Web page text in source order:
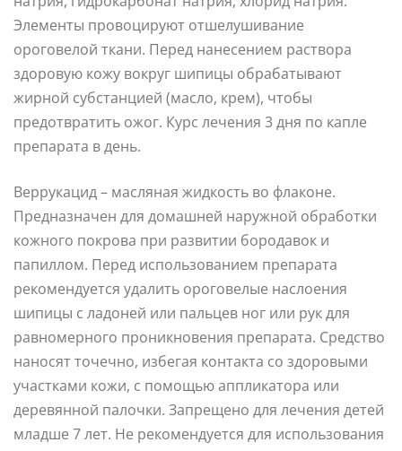
Элементы провоцируют отшелушивание
ороговелой ткани. Перед нанесением раствора
здоровую кожу вокруг шипицы обрабатывают
жирной субстанцией (масло, крем), чтобы
предотвратить ожог. Курс лечения 3 дня по капле
препарата в день.
Веррукацид – масляная жидкость во флаконе.
Предназначен для домашней наружной обработки
кожного покрова при развитии бородавок и
папиллом. Перед использованием препарата
рекомендуется удалить ороговелые наслоения
шипицы с ладоней или пальцев ног или рук для
равномерного проникновения препарата. Средство
наносят точечно, избегая контакта со здоровыми
участками кожи, с помощью аппликатора или
деревянной палочки. Запрещено для лечения детей
младше 7 лет. Не рекомендуется для использования